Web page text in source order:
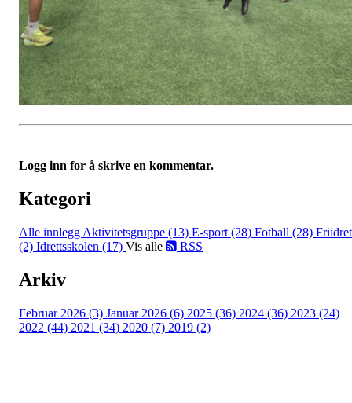
Logg inn for å skrive en kommentar.
Kategori
Alle innlegg Aktivitetsgruppe (13) E-sport (28) Fotball (28)
(2) Idrettsskolen (17) Vis alle RSS
Arkiv
Februar 2026 (3) Januar 2026 (6) 2025 (36) 2024 (36) 2023 (24)
2022 (44) 2021 (34) 2020 (7) 2019 (2)